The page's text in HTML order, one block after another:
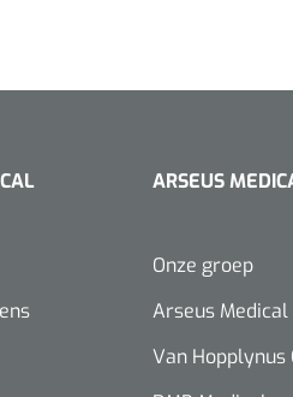
ARSEUS
Onze groep
Arseus Medical
Van Hopplynus